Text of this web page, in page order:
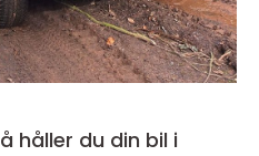
håller du din bil i